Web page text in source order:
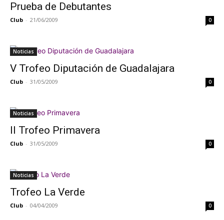
Prueba de Debutantes
Club - 21/06/2009 0
Noticias
V Trofeo Diputación de Guadalajara
Club - 31/05/2009 0
Noticias
II Trofeo Primavera
Club - 31/05/2009 0
Noticias
Trofeo La Verde
Club - 04/04/2009 0